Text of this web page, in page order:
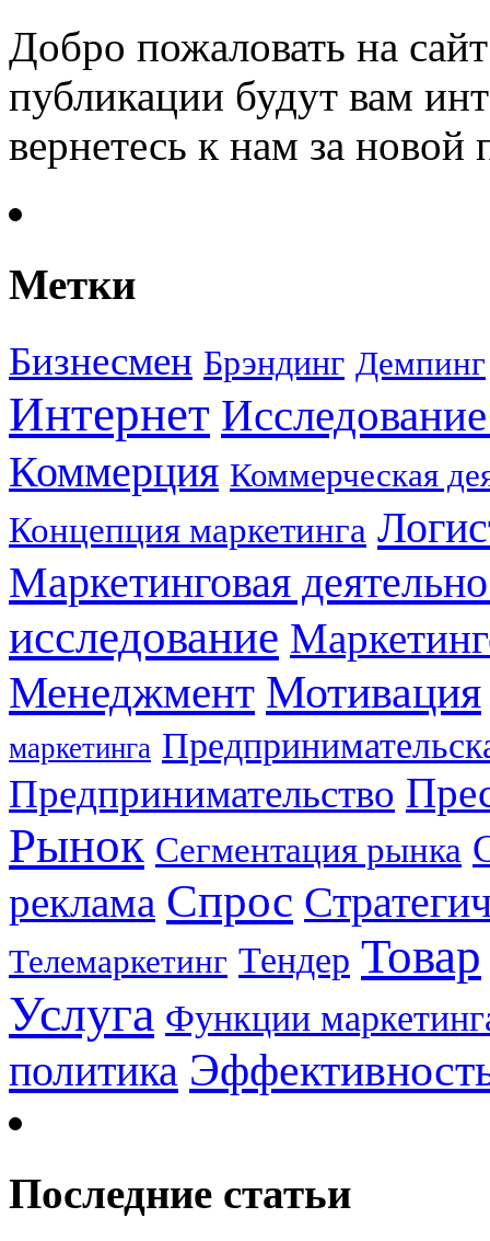
Добро пожаловать на
публикации будут вам
вернетесь к нам за
Метки
Бизнесмен Брэндинг Демпинг
Интернет
Коммерция Коммерческая
Концепция маркетинга
Маркетинговая
исследование
Менеджмент Мотивация
маркетинга
Предпринимательство
Рынок Сегментация рынка
реклама Спрос
Телемаркетинг Тендер Товар
Услуга Функции
политика
Последние статьи